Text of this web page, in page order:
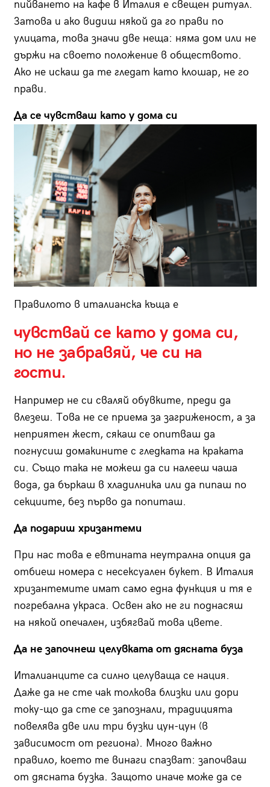
пийването на кафе в Италия е свещен ритуал.
Затова и ако видиш някой да го прави по
улицата, това значи две неща: няма дом или не
държи на своето положение в обществото.
Ако не искаш да те гледат като клошар, не го
прави.
Да се чувстваш като у дома си
Правилото в италианска къща е
чувствай се като у дома си,
но не забравяй, че си на
гости.
Например не си сваляй обувките, преди да
влезеш. Това не се приема за загриженост, а за
неприятен жест, сякаш се опитваш да
погнусиш домакините с гледката на краката
си. Също така не можеш да си налееш чаша
вода, да бъркаш в хладилника или да пипаш по
секциите, без първо да попиташ.
Да подариш хризантеми
При нас това е евтината неутрална опция да
отбиеш номера с несексуален букет. В Италия
хризантемите имат само една функция и тя е
погребална украса. Освен ако не ги поднасяш
на някой опечален, избягвай това цвете.
Да не започнеш целувката от дясната буза
Италианците са силно целуваща се нация.
Даже да не сте чак толкова близки или дори
току-що да сте се запознали, традицията
повелява две или три бузки цун-цун (в
зависимост от региона). Много важно
правило, което те винаги спазват: започваш
от дясната бузка. Защото иначе може да се